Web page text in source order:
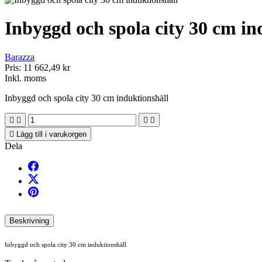
Inbyggd och spola city 30 cm
Barazza
Pris: 11 662,49 kr
Inkl. moms
Inbyggd och spola city 30 cm induktionshäll
   

Lägg till i varukorgen
Dela
Beskrivning
Inbyggd och spola city 30 cm induktionshäll